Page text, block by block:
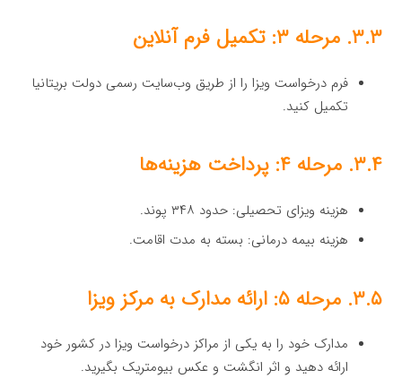
۳.۳. مرحله ۳: تکمیل فرم آنلاین
فرم درخواست ویزا را از طریق وب‌سایت رسمی دولت بریتانیا
تکمیل کنید.
۳.۴. مرحله ۴: پرداخت هزینه‌ها
هزینه ویزای تحصیلی: حدود ۳۴۸ پوند.
هزینه بیمه درمانی: بسته به مدت اقامت.
۳.۵. مرحله ۵: ارائه مدارک به مرکز ویزا
مدارک خود را به یکی از مراکز درخواست ویزا در کشور خود
ارائه دهید و اثر انگشت و عکس بیومتریک بگیرید.